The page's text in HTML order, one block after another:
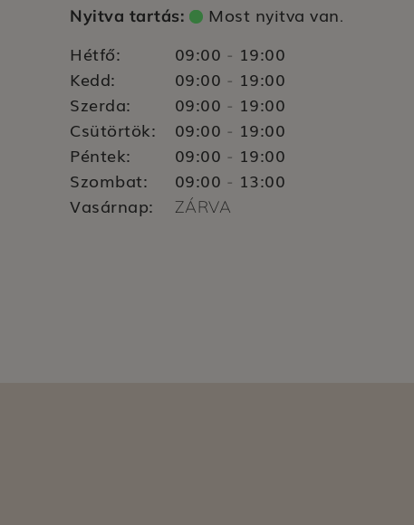
Nyitva tartás: Most nyitva van.
Hétfő: 09:00 - 19:00
Kedd:
09:00 - 19:00
Szerda:
09:00 - 19:00
Csütörtök:
09:00 - 19:00
Péntek:
09:00 - 19:00
Szombat:
09:00 - 13:00
Vasárnap:
ZÁRVA